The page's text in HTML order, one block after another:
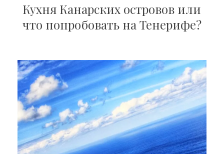
Кухня Канарских островов или
что попробовать на Тенерифе?